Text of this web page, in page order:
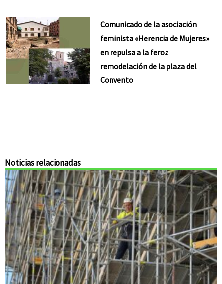
Comunicado de la asociación
feminista «Herencia de Mujeres»
en repulsa a la feroz
remodelación de la plaza del
Convento
Noticias relacionadas